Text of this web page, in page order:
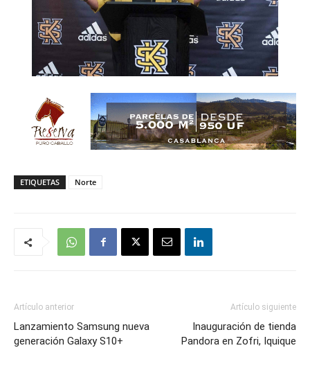
ETIQUETAS Norte
Artículo anterior
Lanzamiento Samsung nueva
generación Galaxy S10+
Artículo siguiente
Inauguración de tienda
Pandora en Zofri, Iquique